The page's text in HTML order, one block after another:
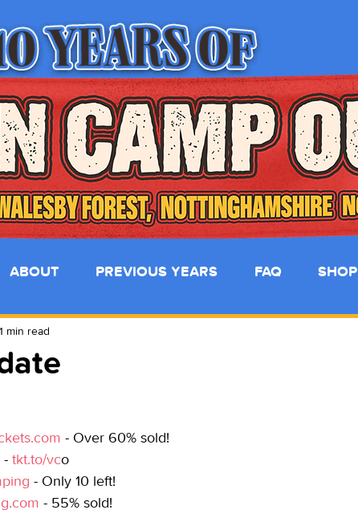
1 min read
- Over 60% sold!
- tkt.to/vco
- Only 10 left!
- 55% sold!
ABOUT PREVIOUS YEARS FAQ SHOP